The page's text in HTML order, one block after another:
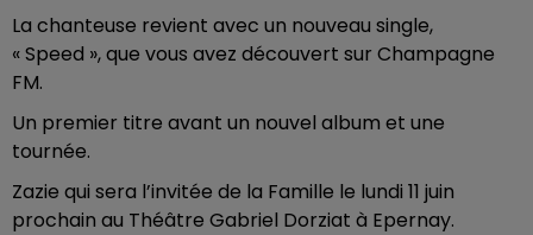
La chanteuse revient avec un nouveau single,
« Speed », que vous avez découvert sur Champagne
FM.
Un premier titre avant un nouvel album et une
tournée.
Zazie qui sera l’invitée de la Famille le lundi 11 juin
prochain au Théâtre Gabriel Dorziat à Epernay.